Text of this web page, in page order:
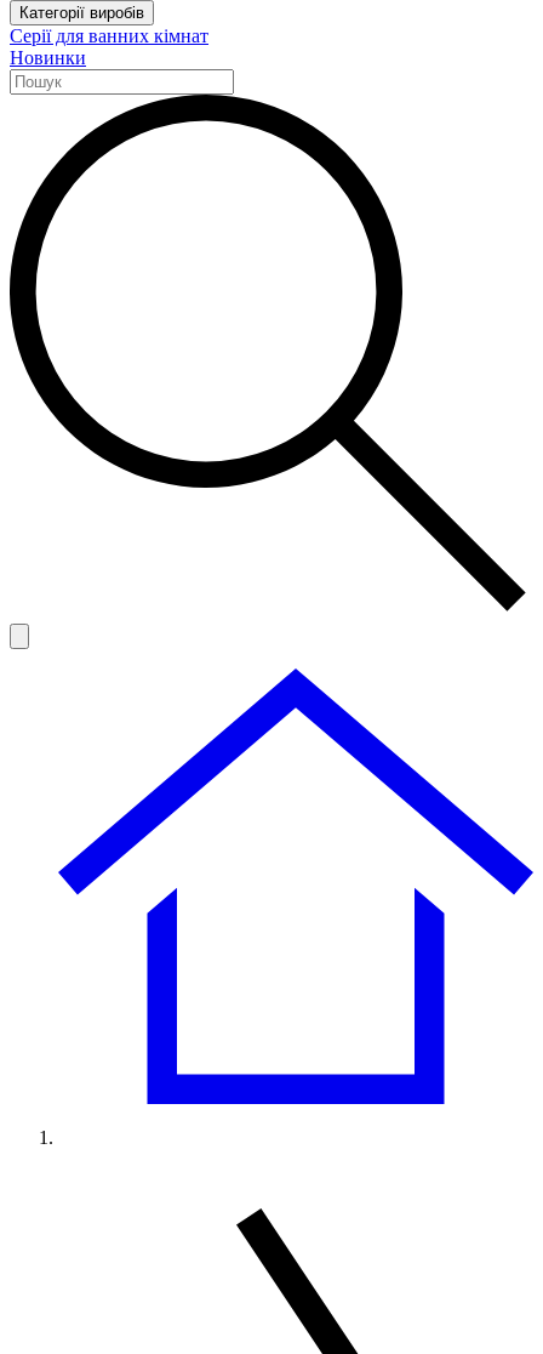
Категорії виробів
Серії для ванних кімнат
Новинки